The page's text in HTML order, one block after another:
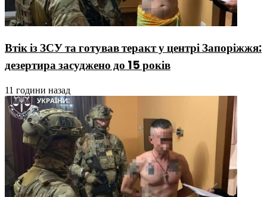
Втік із ЗСУ та готував теракт у центрі Запоріжжя:
дезертира засуджено до 15 років
11 години назад